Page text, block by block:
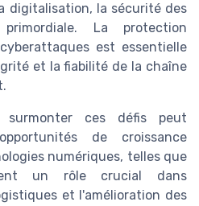
digitalisation, la sécurité des
La protection
est essentielle
et la fiabilité de la chaîne
surmonter ces défis peut
de croissance
numériques, telles que
un rôle crucial dans
et l'amélioration des